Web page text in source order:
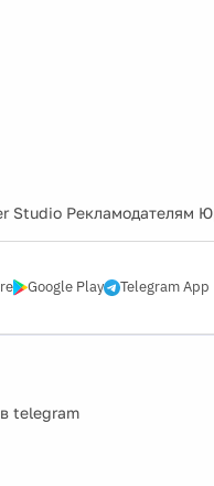
Studio Рекламодателям
Google Play Telegram App